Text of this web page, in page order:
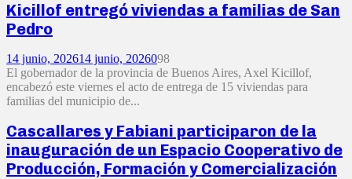
Kicillof entregó viviendas a familias de San
Pedro
14 junio, 202614 junio, 2026098
El gobernador de la provincia de Buenos Aires, Axel Kicillof,
encabezó este viernes el acto de entrega de 15 viviendas para
familias del municipio de...
Cascallares y Fabiani participaron de la
inauguración de un Espacio Cooperativo de
Producción, Formación y Comercialización